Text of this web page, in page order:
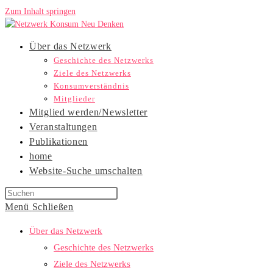
Zum Inhalt springen
Über das Netzwerk
Geschichte des Netzwerks
Ziele des Netzwerks
Konsumverständnis
Mitglieder
Mitglied werden/Newsletter
Veranstaltungen
Publikationen
home
Website-Suche umschalten
Menü Schließen
Über das Netzwerk
Geschichte des Netzwerks
Ziele des Netzwerks